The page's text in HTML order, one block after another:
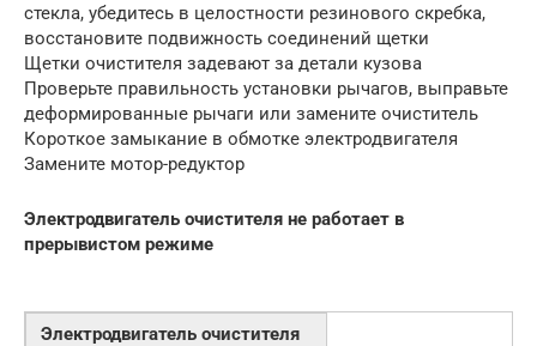
стекла, убедитесь в целостности резинового скребка,
восстановите подвижность соединений щетки
Щетки очистителя задевают за детали кузова
Проверьте правильность установки рычагов, выправьте
деформированные рычаги или замените очиститель
Короткое замыкание в обмотке электродвигателя
Замените мотор-редуктор
Электродвигатель очистителя не работает в
прерывистом режиме
Электродвигатель очистителя